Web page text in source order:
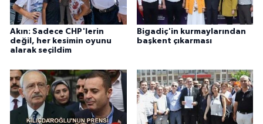
Akın: Sadece CHP'lerin
değil, her kesimin oyunu
alarak seçildim
Bigadiç'in kurmaylarından
başkent çıkarması